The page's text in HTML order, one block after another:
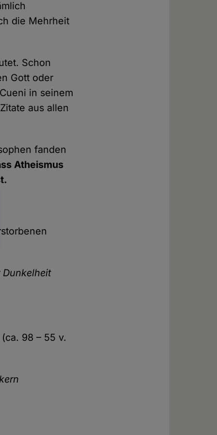
die Mehrheit
Schon
Gott oder
in seinem
aus allen
fanden
Atheismus
98 – 55 v.